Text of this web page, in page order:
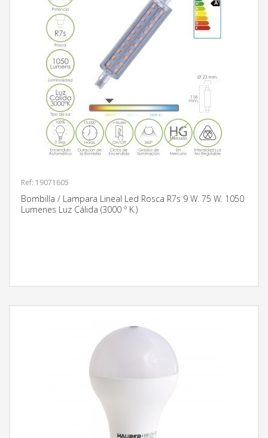
Ref: 19071605
Bombilla / Lampara Lineal Led Rosca R7s 9 W. 75 W. 1050
Lumenes Luz Cálida (3000 º K.)